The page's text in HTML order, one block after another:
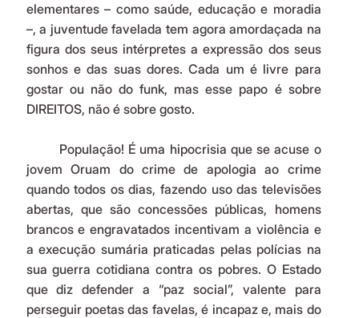
elementares – como saúde, educação e moradia
–, a juventude favelada tem agora amordaçada na
figura dos seus intérpretes a expressão dos seus
sonhos e das suas dores. Cada um é livre para
gostar ou não do funk, mas esse papo é sobre
DIREITOS, não é sobre gosto.
jovem Oruam do crime de apologia ao crime
quando todos os dias, fazendo uso das televisões
abertas, que são concessões públicas, homens
brancos e engravatados incentivam a violência e
a execução sumária praticadas pelas polícias na
sua guerra cotidiana contra os pobres. O Estado
que diz defender a “paz social”, valente para
perseguir poetas das favelas, é incapaz e, mais do